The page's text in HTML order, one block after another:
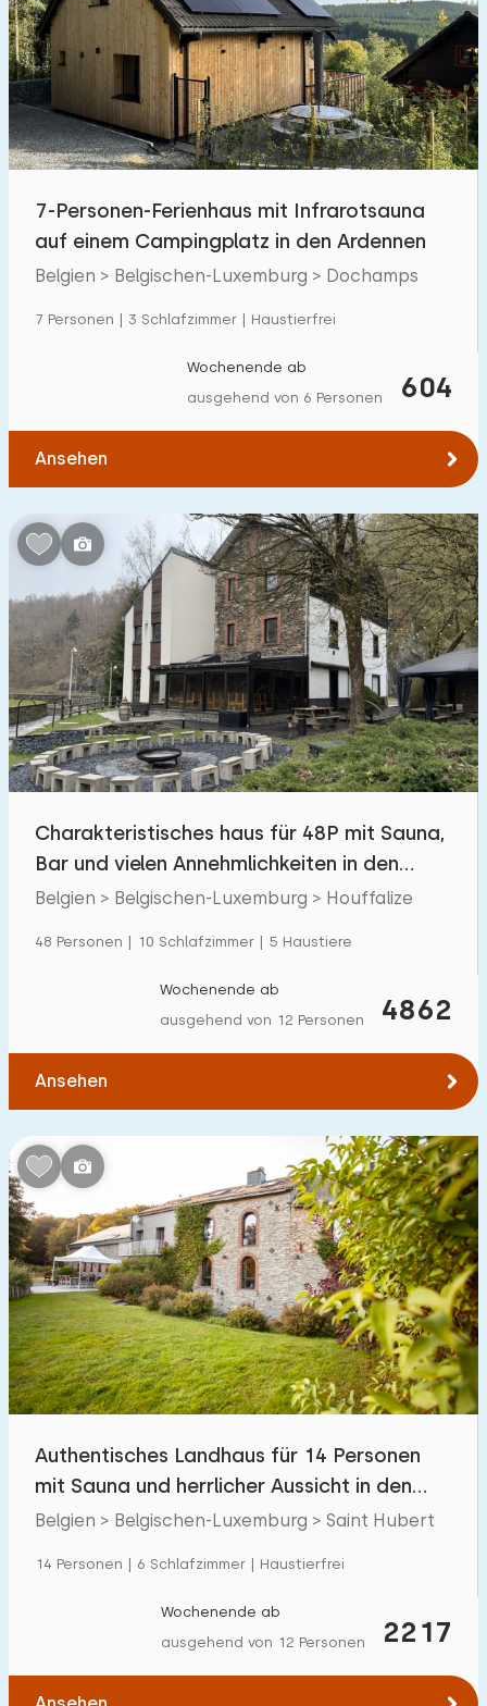
Schwimmbad 3
Eingezäunter Garten 11
Haustierfrei 15
Fahrradschuppen 10
Budget
€ 0 — € 1000+
Mindestanzahl
1 2 3 4 5
Badezimmer:
1 2 4 5
Entfernungen
Zum Meer(max. km):
1 2 5 10 20
Zum Wald (max. km):
1 2 5 10 20
Zu öffentlichen Verkehrsmitteln(max. km):
0,2 0,5
Unterkunft
Nicht im Ferienpark 28
Im Ferienpark 11
Einfamilienhaus 32
Ferienbauernhof
Villa
Ferienwohnung
7-Personen-Ferienhaus mit Infrarotsauna
auf einem Campingplatz in den Ardennen
Belgien > Belgischen-Luxemburg > Dochamps
7 Personen | 3 Schlafzimmer | Haustierfrei
604
Wochenende ab
ausgehend von 6 Personen
Ansehen
Charakteristisches haus für 48P mit Sauna,
Bar und vielen Annehmlichkeiten in den
Ardennen
Belgien > Belgischen-Luxemburg > Houffalize
48 Personen | 10 Schlafzimmer | 5 Haustiere
4862
Wochenende ab
ausgehend von 12 Personen
Ansehen
Authentisches Landhaus für 14 Personen
mit Sauna und herrlicher Aussicht in den
Ardennen
Belgien > Belgischen-Luxemburg > Saint Hubert
14 Personen | 6 Schlafzimmer | Haustierfrei
2217
Wochenende ab
ausgehend von 12 Personen